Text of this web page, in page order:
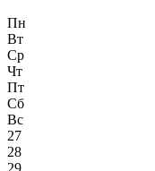
Пн
Вт
Ср
Чт
Пт
Сб
Вс
27
28